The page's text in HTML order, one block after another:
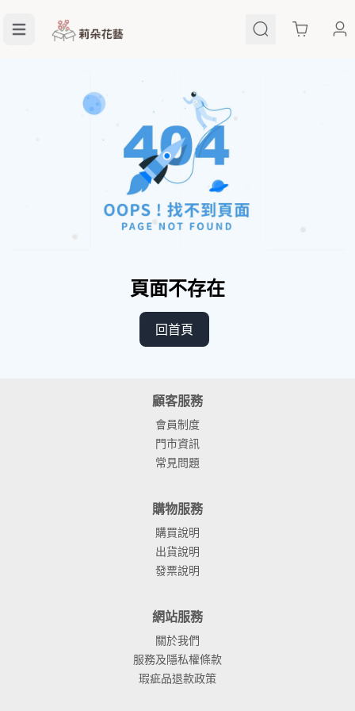
Cart
頁面不存在
回首頁
顧客服務
會員制度
門市資訊
常見問題
購物服務
購買說明
出貨說明
發票說明
網站服務
關於我們
服務及隱私權條款
瑕疵品退款政策